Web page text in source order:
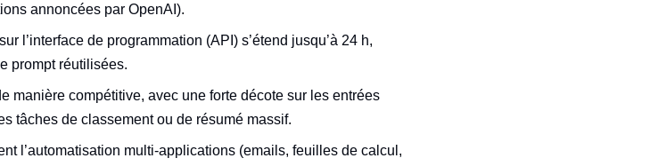
annoncées par OpenAI).
l’interface de programmation (API) s’étend jusqu’à 24 h,
prompt réutilisées.
manière compétitive, avec une forte décote sur les entrées
tâches de classement ou de résumé massif.
l’automatisation multi‑applications (emails, feuilles de calcul,